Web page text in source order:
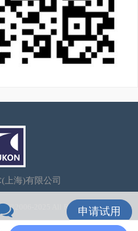
申请试用
上海)有限公司
2025 All Rights Reserved